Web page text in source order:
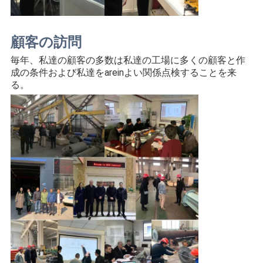
顧客の訪問
毎年、私達の顧客の多数は私達の工場に多くの顧客と作
成の条件および私達をareinよい関係点検することを来
る。